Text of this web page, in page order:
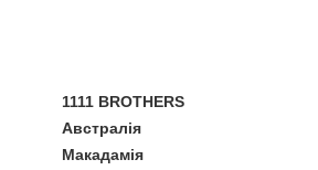
1111 BROTHERS
Австралія
Макадамія